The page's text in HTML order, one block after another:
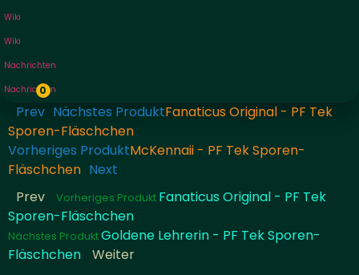
Wiki
Wiki
Nachrichten
Nachrichten
0
Prev Nächstes ProduktFanaticus Original - PF Tek
Sporen-Fläschchen
Vorheriges ProduktMcKennaii - PF Tek Sporen-
Fläschchen Next
Prev
Vorheriges Produkt Fanaticus Original - PF Tek
Sporen-Fläschchen
Nächstes ProduktGoldene Lehrerin - PF Tek Sporen-
Fläschchen
Weiter